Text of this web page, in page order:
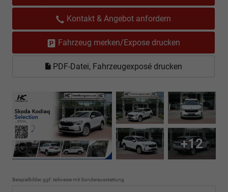
Kontakt & Angebot anfordern
Fahrzeug merken/Expose drucken
PDF-Datei, Fahrzeugexposé drucken
+12
Beispielbilder, ggf. teilweise mit Sonderausstattung